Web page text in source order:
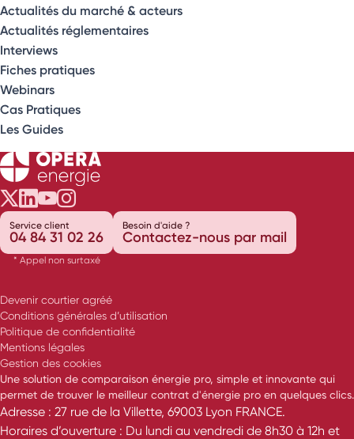
Actualités du marché & acteurs
Actualités réglementaires
Interviews
Fiches pratiques
Webinars
Cas Pratiques
Les Guides
Opéra Énergie sur Twitter
Opéra Énergie sur LinkedIn
Opéra Énergie sur Youtube
Opéra Énergie sur Instagram
Service client
04 84 31 02 26
* Appel non surtaxé
Besoin d'aide ?
Contactez-nous par mail
Devenir courtier agréé
Conditions générales d’utilisation
Politique de confidentialité
Mentions légales
Gestion des cookies
Une solution de comparaison énergie pro, simple et innovante qui
permet de trouver le meilleur contrat d'énergie pro en quelques clics.
Adresse : 27 rue de la Villette, 69003 Lyon FRANCE.
Horaires d’ouverture : Du lundi au vendredi de 8h30 à 12h et